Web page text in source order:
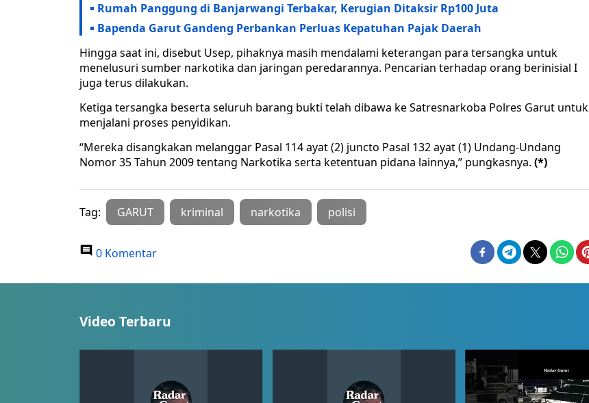
Rumah Panggung di Banjarwangi Terbakar, Kerugian Ditaksir Rp100 Juta
Bapenda Garut Gandeng Perbankan Perluas Kepatuhan Pajak Daerah
Hingga saat ini, disebut Usep, pihaknya masih mendalami keterangan para tersangka untuk
menelusuri sumber narkotika dan jaringan peredarannya. Pencarian terhadap orang berinisial I
juga terus dilakukan.
Ketiga tersangka beserta seluruh barang bukti telah dibawa ke Satresnarkoba Polres Garut untuk
menjalani proses penyidikan.
“Mereka disangkakan melanggar Pasal 114 ayat (2) juncto Pasal 132 ayat (1) Undang-Undang
Nomor 35 Tahun 2009 tentang Narkotika serta ketentuan pidana lainnya,” pungkasnya. (*)
Tag: GARUT kriminal narkotika polisi
0 Komentar
Video Terbaru